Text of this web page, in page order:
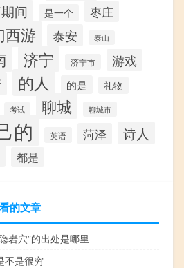
间 是一个 枣庄
西游 泰安 泰山
济宁 济宁市 游戏
的人 的是
礼物
考试 聊城 聊城市
的 英语 菏泽 诗人
都是
的文章
岩穴”的出处是哪里
不是很穷